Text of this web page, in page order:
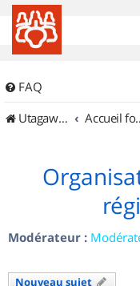
FAQ
UtagawaVTT (Randos VTT et VTTAE avec traces GPS)
Modérateur :
Nouveau sujet